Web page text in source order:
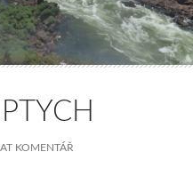
KOMENTÁŘ